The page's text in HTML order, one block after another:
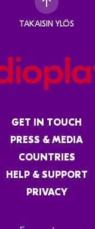
TAKAISIN YLÖS
GET IN TOUCH
PRESS & MEDIA
COUNTRIES
HELP & SUPPORT
PRIVACY